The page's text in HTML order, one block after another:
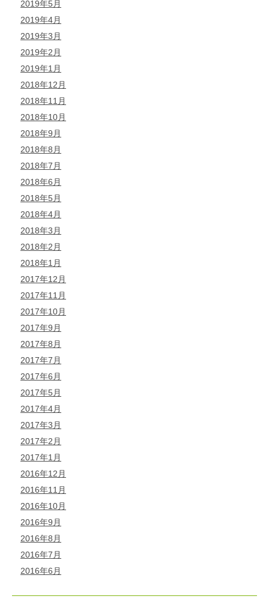
2019年5月
2019年4月
2019年3月
2019年2月
2019年1月
2018年12月
2018年11月
2018年10月
2018年9月
2018年8月
2018年7月
2018年6月
2018年5月
2018年4月
2018年3月
2018年2月
2018年1月
2017年12月
2017年11月
2017年10月
2017年9月
2017年8月
2017年7月
2017年6月
2017年5月
2017年4月
2017年3月
2017年2月
2017年1月
2016年12月
2016年11月
2016年10月
2016年9月
2016年8月
2016年7月
2016年6月